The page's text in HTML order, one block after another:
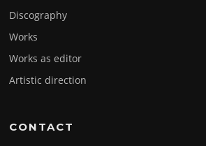
Discography
Works
Works as editor
Artistic direction
CONTACT